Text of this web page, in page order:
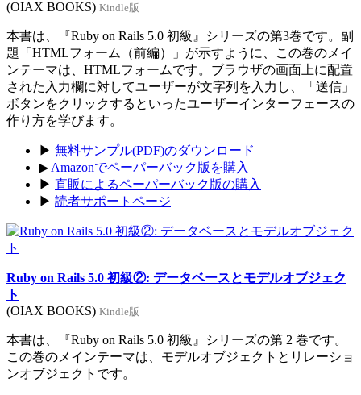
(OIAX BOOKS) Kindle版
本書は、『Ruby on Rails 5.0 初級』シリーズの第3巻です。副
題「HTMLフォーム（前編）」が示すように、この巻のメイ
ンテーマは、HTMLフォームです。ブラウザの画面上に配置
された入力欄に対してユーザーが文字列を入力し、「送信」
ボタンをクリックするといったユーザーインターフェースの
作り方を学びます。
▶ 無料サンプル(PDF)のダウンロード
▶ Amazonでペーパーバック版を購入
▶ 直販によるペーパーバック版の購入
▶ 読者サポートページ
Ruby on Rails 5.0 初級②: データベースとモデルオブジェク
ト
(OIAX BOOKS) Kindle版
本書は、『Ruby on Rails 5.0 初級』シリーズの第 2 巻です。
この巻のメインテーマは、モデルオブジェクトとリレーショ
ンオブジェクトです。